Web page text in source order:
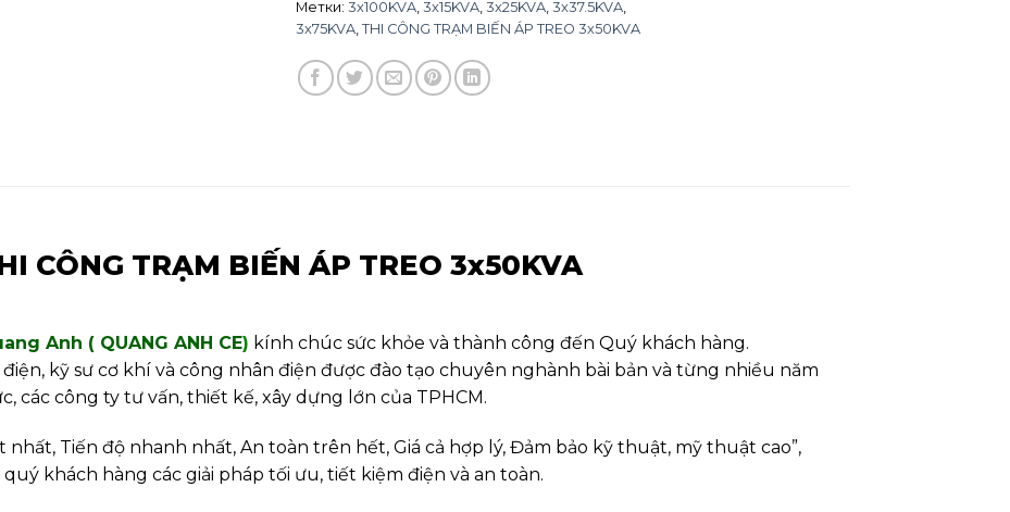
Метки: 3x100KVA 3x15KVA 3x25KVA 3x37.5KVA
3x75KVA THI CÔNG TRẠM BIẾN ÁP TREO 3x50KVA
CÔNG TRẠM BIẾN ÁP TREO 3x50KVA
Anh ( QUANG ANH CE) kính chúc sức khỏe và thành công đến Quý khách hàng.
điện, kỹ sư cơ khí và công nhân điện được đào tạo chuyên nghành bài bản và từng nhiều năm
các công ty tư vấn, thiết kế, xây dựng lớn của TPHCM.
Tiến độ nhanh nhất, An toàn trên hết, Giá cả hợp lý, Đảm bảo kỹ thuật, mỹ thuật cao”,
khách hàng các giải pháp tối ưu, tiết kiệm điện và an toàn.